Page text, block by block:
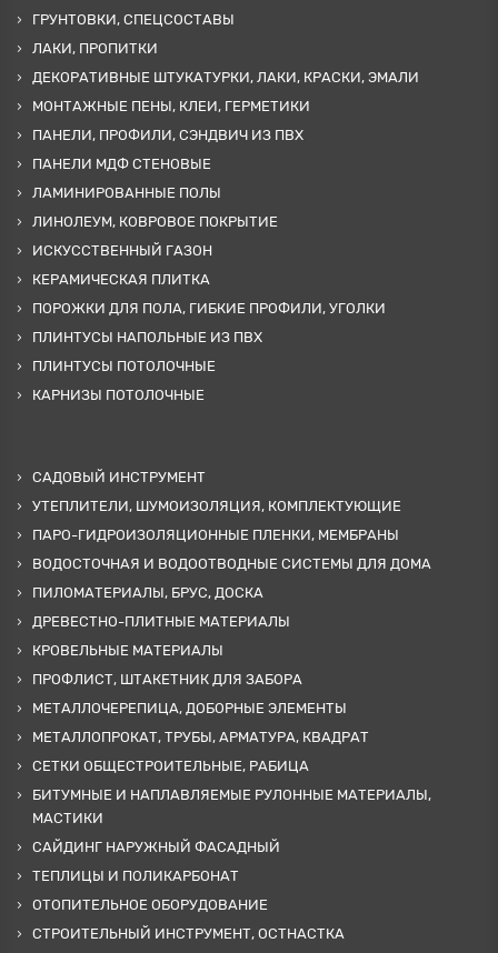
ГРУНТОВКИ, СПЕЦСОСТАВЫ
ЛАКИ, ПРОПИТКИ
ДЕКОРАТИВНЫЕ ШТУКАТУРКИ, ЛАКИ, КРАСКИ, ЭМАЛИ
МОНТАЖНЫЕ ПЕНЫ, КЛЕИ, ГЕРМЕТИКИ
ПАНЕЛИ, ПРОФИЛИ, СЭНДВИЧ ИЗ ПВХ
ПАНЕЛИ МДФ СТЕНОВЫЕ
ЛАМИНИРОВАННЫЕ ПОЛЫ
ЛИНОЛЕУМ, КОВРОВОЕ ПОКРЫТИЕ
ИСКУССТВЕННЫЙ ГАЗОН
КЕРАМИЧЕСКАЯ ПЛИТКА
ПОРОЖКИ ДЛЯ ПОЛА, ГИБКИЕ ПРОФИЛИ, УГОЛКИ
ПЛИНТУСЫ НАПОЛЬНЫЕ ИЗ ПВХ
ПЛИНТУСЫ ПОТОЛОЧНЫЕ
КАРНИЗЫ ПОТОЛОЧНЫЕ
САДОВЫЙ ИНСТРУМЕНТ
УТЕПЛИТЕЛИ, ШУМОИЗОЛЯЦИЯ, КОМПЛЕКТУЮЩИЕ
ПАРО-ГИДРОИЗОЛЯЦИОННЫЕ ПЛЕНКИ, МЕМБРАНЫ
ВОДОСТОЧНАЯ И ВОДООТВОДНЫЕ СИСТЕМЫ ДЛЯ ДОМА
ПИЛОМАТЕРИАЛЫ, БРУС, ДОСКА
ДРЕВЕСТНО-ПЛИТНЫЕ МАТЕРИАЛЫ
КРОВЕЛЬНЫЕ МАТЕРИАЛЫ
ПРОФЛИСТ, ШТАКЕТНИК ДЛЯ ЗАБОРА
МЕТАЛЛОЧЕРЕПИЦА, ДОБОРНЫЕ ЭЛЕМЕНТЫ
МЕТАЛЛОПРОКАТ, ТРУБЫ, АРМАТУРА, КВАДРАТ
СЕТКИ ОБЩЕСТРОИТЕЛЬНЫЕ, РАБИЦА
БИТУМНЫЕ И НАПЛАВЛЯЕМЫЕ РУЛОННЫЕ МАТЕРИАЛЫ,
МАСТИКИ
САЙДИНГ НАРУЖНЫЙ ФАСАДНЫЙ
ТЕПЛИЦЫ И ПОЛИКАРБОНАТ
ОТОПИТЕЛЬНОЕ ОБОРУДОВАНИЕ
СТРОИТЕЛЬНЫЙ ИНСТРУМЕНТ, ОСТНАСТКА